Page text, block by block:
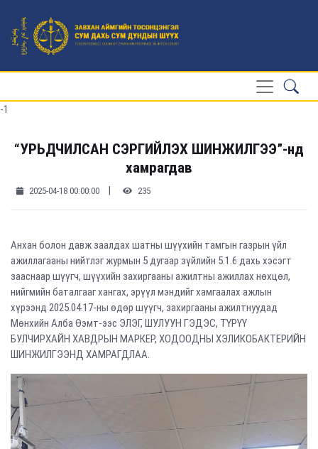
-1
“УРЬДЧИЛСАН СЭРГИЙЛЭХ ШИНЖИЛГЭЭ”-нд
хамрагдав
2025-04-18 00:00:00 | 235
Анхан болон давж заалдах шатны шүүхийн тамгын газрын үйл
ажиллагааны нийтлэг журмын 5 дугаар зүйлийн 5.1.6 дахь хэсэгт
зааснаар шүүгч, шүүхийн захиргааны ажилтны ажиллах нөхцөл,
нийгмийн баталгааг хангах, эрүүл мэндийг хамгаалах ажлын
хүрээнд 2025.04.17-ны өдөр шүүгч, захиргааны ажилтнуудад
Мөнхийн Алба Өэмт-ээс ЭЛЭГ, ШУЛУУН ГЭДЭС, ТҮРҮҮ
БУЛЧИРХАЙН ХАВДРЫН МАРКЕР, ХОДООДНЫ ХЭЛИКОБАКТЕРИЙН
ШИНЖИЛГЭЭНД ХАМРАГДЛАА.